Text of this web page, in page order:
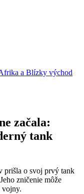
a Blízky východ
začala:
tank
prišla o svoj prvý tank
zničenie môže
vojny.